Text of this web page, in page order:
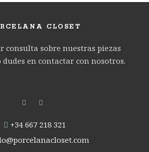
CLOSET
consulta sobre nuestras piezas
en contactar con nosotros.
+34 667 218 321‬